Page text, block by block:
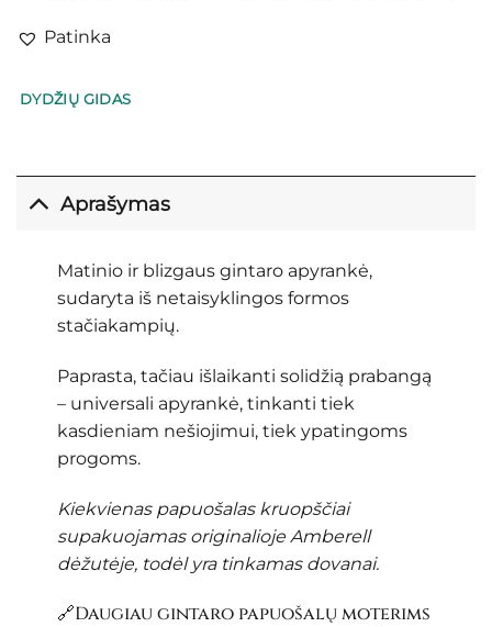
Patinka
DYDŽIŲ GIDAS
Aprašymas
Matinio ir blizgaus gintaro apyrankė,
sudaryta iš netaisyklingos formos
stačiakampių.
Paprasta, tačiau išlaikanti solidžią prabangą
– universali apyrankė, tinkanti tiek
kasdieniam nešiojimui, tiek ypatingoms
progoms.
Kiekvienas papuošalas kruopščiai
supakuojamas originalioje Amberell
dėžutėje, todėl yra tinkamas dovanai.
🔗Daugiau gintaro papuošalų moterims